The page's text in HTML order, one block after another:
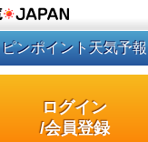
ピンポイント天気予報
ログイン
/会員登録